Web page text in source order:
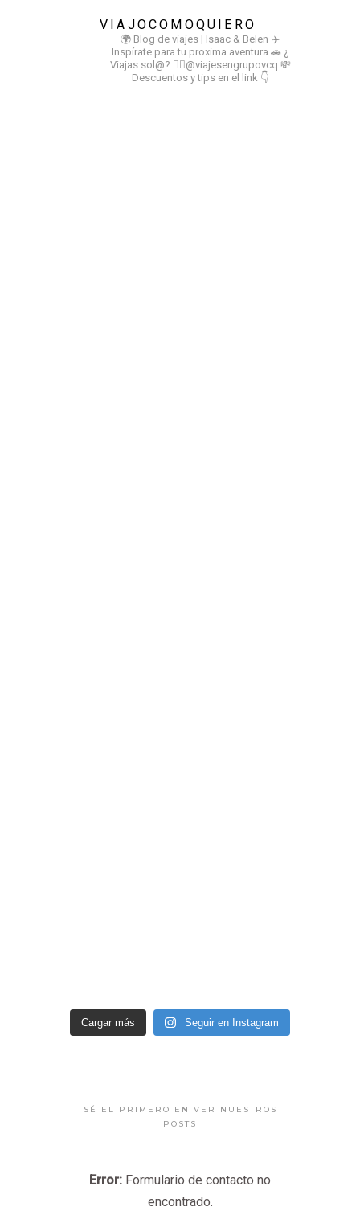
VIAJOCOMOQUIERO
🌍 Blog de viajes | Isaac & Belen ✈️
Inspírate para tu proxima aventura 🚗 ¿
Viajas sol@? 👉🏻@viajesengrupovcq 💸
Descuentos y tips en el link 👇
Cargar más Seguir en Instagram
SÉ EL PRIMERO EN VER NUESTROS
POSTS
Error: Formulario de contacto no
encontrado.